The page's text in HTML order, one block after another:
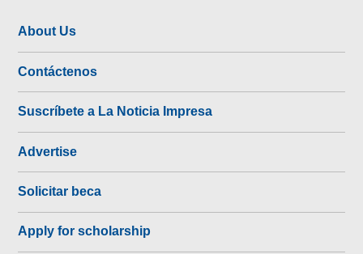
About Us
Contáctenos
Suscríbete a La Noticia Impresa
Advertise
Solicitar beca
Apply for scholarship